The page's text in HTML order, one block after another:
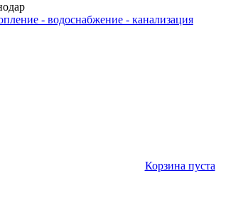
- водоснабжение - канализация
Корзина пуста